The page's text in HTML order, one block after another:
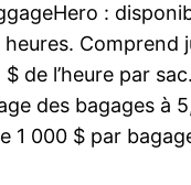
:
Comprend
de l’heure par
des bagages à
1 000 $ par